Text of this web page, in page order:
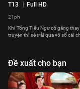
T13 Full HD
21ph
Khi Tống Tiểu Ngư cố gắng
truyện thì sẽ trải qua vô số cái
Đề xuất cho bạn